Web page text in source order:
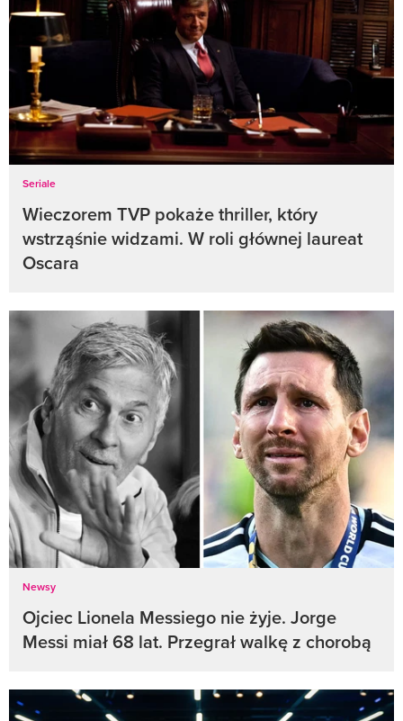
Seriale
Wieczorem TVP pokaże thriller, który
wstrząśnie widzami. W roli głównej laureat
Oscara
Newsy
Ojciec Lionela Messiego nie żyje. Jorge
Messi miał 68 lat. Przegrał walkę z chorobą